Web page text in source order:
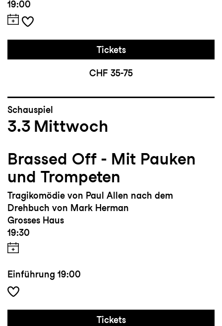
19:00
Tickets
CHF 35-75
Schauspiel
3.3 Mittwoch
Brassed Off - Mit Pauken
und Trompeten
Tragikomödie von Paul Allen nach dem
Drehbuch von Mark Herman
Grosses Haus
19:30
Einführung 19:00
Tickets